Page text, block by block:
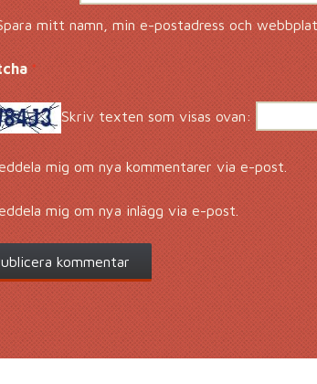
mitt namn, min e-postadress och
*
Skriv texten som visas ovan:
mig om nya kommentarer via e-post.
mig om nya inlägg via e-post.